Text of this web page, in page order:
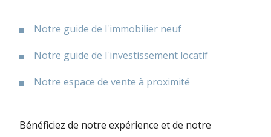
Notre guide de l'immobilier neuf
Notre guide de l'investissement locatif
Notre espace de vente à proximité
Bénéficiez de notre expérience et de notre